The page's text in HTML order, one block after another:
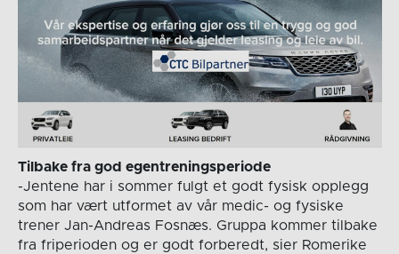
Tilbake fra god egentreningsperiode
-Jentene har i sommer fulgt et godt fysisk opplegg
som har vært utformet av vår medic- og fysiske
trener Jan-Andreas Fosnæs. Gruppa kommer tilbake
fra friperioden og er godt forberedt, sier Romerike